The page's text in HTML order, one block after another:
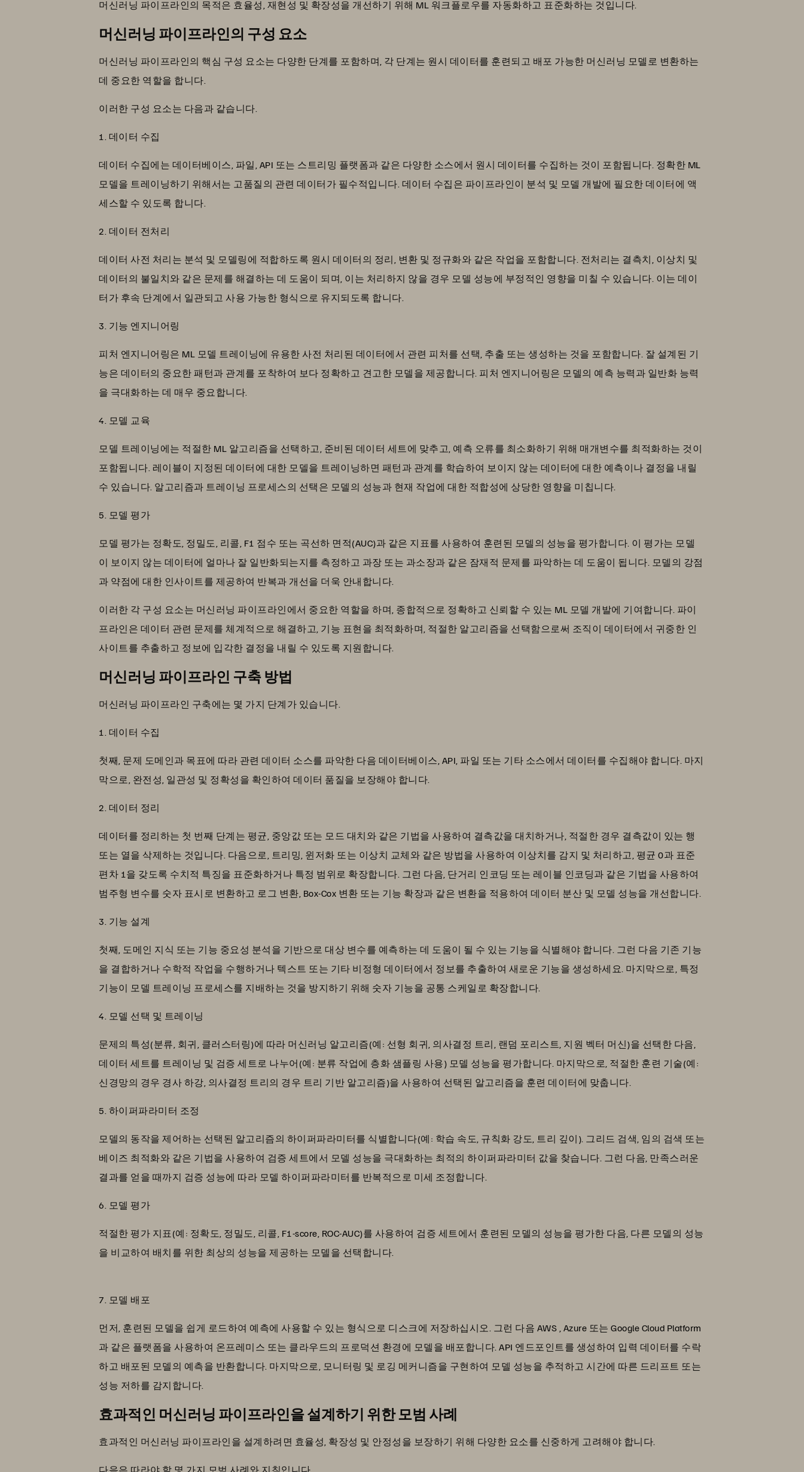
머신러닝 파이프라인의 목적은 효율성, 재현성 및 확장성을 개선하기 위해 ML 워크플로우를 자동화하고 표준화하는 것입니다.
머신러닝 파이프라인의 구성 요소
머신러닝 파이프라인의 핵심 구성 요소는 다양한 단계를 포함하며, 각 단계는 원시 데이터를 훈련되고 배포 가능한 머신러닝 모델로 변환하는
데 중요한 역할을 합니다.
이러한 구성 요소는 다음과 같습니다.
1. 데이터 수집
데이터 수집에는 데이터베이스, 파일, API 또는 스트리밍 플랫폼과 같은 다양한 소스에서 원시 데이터를 수집하는 것이 포함됩니다. 정확한 ML
모델을 트레이닝하기 위해서는 고품질의 관련 데이터가 필수적입니다. 데이터 수집은 파이프라인이 분석 및 모델 개발에 필요한 데이터에 액
세스할 수 있도록 합니다.
2. 데이터 전처리
데이터 사전 처리는 분석 및 모델링에 적합하도록 원시 데이터의 정리, 변환 및 정규화와 같은 작업을 포함합니다. 전처리는 결측치, 이상치 및
데이터의 불일치와 같은 문제를 해결하는 데 도움이 되며, 이는 처리하지 않을 경우 모델 성능에 부정적인 영향을 미칠 수 있습니다. 이는 데이
터가 후속 단계에서 일관되고 사용 가능한 형식으로 유지되도록 합니다.
3. 기능 엔지니어링
피처 엔지니어링은 ML 모델 트레이닝에 유용한 사전 처리된 데이터에서 관련 피처를 선택, 추출 또는 생성하는 것을 포함합니다. 잘 설계된 기
능은 데이터의 중요한 패턴과 관계를 포착하여 보다 정확하고 견고한 모델을 제공합니다. 피처 엔지니어링은 모델의 예측 능력과 일반화 능력
을 극대화하는 데 매우 중요합니다.
4. 모델 교육
모델 트레이닝에는 적절한 ML 알고리즘을 선택하고, 준비된 데이터 세트에 맞추고, 예측 오류를 최소화하기 위해 매개변수를 최적화하는 것이
포함됩니다. 레이블이 지정된 데이터에 대한 모델을 트레이닝하면 패턴과 관계를 학습하여 보이지 않는 데이터에 대한 예측이나 결정을 내릴
수 있습니다. 알고리즘과 트레이닝 프로세스의 선택은 모델의 성능과 현재 작업에 대한 적합성에 상당한 영향을 미칩니다.
5. 모델 평가
모델 평가는 정확도, 정밀도, 리콜, F1 점수 또는 곡선하 면적(AUC)과 같은 지표를 사용하여 훈련된 모델의 성능을 평가합니다. 이 평가는 모델
이 보이지 않는 데이터에 얼마나 잘 일반화되는지를 측정하고 과장 또는 과소장과 같은 잠재적 문제를 파악하는 데 도움이 됩니다. 모델의 강점
과 약점에 대한 인사이트를 제공하여 반복과 개선을 더욱 안내합니다.
이러한 각 구성 요소는 머신러닝 파이프라인에서 중요한 역할을 하며, 종합적으로 정확하고 신뢰할 수 있는 ML 모델 개발에 기여합니다. 파이
프라인은 데이터 관련 문제를 체계적으로 해결하고, 기능 표현을 최적화하며, 적절한 알고리즘을 선택함으로써 조직이 데이터에서 귀중한 인
사이트를 추출하고 정보에 입각한 결정을 내릴 수 있도록 지원합니다.
머신러닝 파이프라인 구축 방법
머신러닝 파이프라인 구축에는 몇 가지 단계가 있습니다.
1. 데이터 수집
첫째, 문제 도메인과 목표에 따라 관련 데이터 소스를 파악한 다음 데이터베이스, API, 파일 또는 기타 소스에서 데이터를 수집해야 합니다. 마지
막으로, 완전성, 일관성 및 정확성을 확인하여 데이터 품질을 보장해야 합니다.
2. 데이터 정리
데이터를 정리하는 첫 번째 단계는 평균, 중앙값 또는 모드 대치와 같은 기법을 사용하여 결측값을 대치하거나, 적절한 경우 결측값이 있는 행
또는 열을 삭제하는 것입니다. 다음으로, 트리밍, 윈저화 또는 이상치 교체와 같은 방법을 사용하여 이상치를 감지 및 처리하고, 평균 0과 표준
편차 1을 갖도록 수치적 특징을 표준화하거나 특정 범위로 확장합니다. 그런 다음, 단거리 인코딩 또는 레이블 인코딩과 같은 기법을 사용하여
범주형 변수를 숫자 표시로 변환하고 로그 변환, Box-Cox 변환 또는 기능 확장과 같은 변환을 적용하여 데이터 분산 및 모델 성능을 개선합니다.
3. 기능 설계
첫째, 도메인 지식 또는 기능 중요성 분석을 기반으로 대상 변수를 예측하는 데 도움이 될 수 있는 기능을 식별해야 합니다. 그런 다음 기존 기능
을 결합하거나 수학적 작업을 수행하거나 텍스트 또는 기타 비정형 데이터에서 정보를 추출하여 새로운 기능을 생성하세요. 마지막으로, 특정
기능이 모델 트레이닝 프로세스를 지배하는 것을 방지하기 위해 숫자 기능을 공통 스케일로 확장합니다.
4. 모델 선택 및 트레이닝
문제의 특성(분류, 회귀, 클러스터링)에 따라 머신러닝 알고리즘(예: 선형 회귀, 의사결정 트리, 랜덤 포리스트, 지원 벡터 머신)을 선택한 다음,
데이터 세트를 트레이닝 및 검증 세트로 나누어(예: 분류 작업에 층화 샘플링 사용) 모델 성능을 평가합니다. 마지막으로, 적절한 훈련 기술(예:
신경망의 경우 경사 하강, 의사결정 트리의 경우 트리 기반 알고리즘)을 사용하여 선택된 알고리즘을 훈련 데이터에 맞춥니다.
5. 하이퍼파라미터 조정
모델의 동작을 제어하는 선택된 알고리즘의 하이퍼파라미터를 식별합니다(예: 학습 속도, 규칙화 강도, 트리 깊이). 그리드 검색, 임의 검색 또는
베이즈 최적화와 같은 기법을 사용하여 검증 세트에서 모델 성능을 극대화하는 최적의 하이퍼파라미터 값을 찾습니다. 그런 다음, 만족스러운
결과를 얻을 때까지 검증 성능에 따라 모델 하이퍼파라미터를 반복적으로 미세 조정합니다.
6. 모델 평가
적절한 평가 지표(예: 정확도, 정밀도, 리콜, F1-score, ROC-AUC)를 사용하여 검증 세트에서 훈련된 모델의 성능을 평가한 다음, 다른 모델의 성능
을 비교하여 배치를 위한 최상의 성능을 제공하는 모델을 선택합니다.
7. 모델 배포
먼저, 훈련된 모델을 쉽게 로드하여 예측에 사용할 수 있는 형식으로 디스크에 저장하십시오. 그런 다음 AWS , Azure 또는 Google Cloud Platform
과 같은 플랫폼을 사용하여 온프레미스 또는 클라우드의 프로덕션 환경에 모델을 배포합니다. API 엔드포인트를 생성하여 입력 데이터를 수락
하고 배포된 모델의 예측을 반환합니다. 마지막으로, 모니터링 및 로깅 메커니즘을 구현하여 모델 성능을 추적하고 시간에 따른 드리프트 또는
성능 저하를 감지합니다.
효과적인 머신러닝 파이프라인을 설계하기 위한 모범 사례
효과적인 머신러닝 파이프라인을 설계하려면 효율성, 확장성 및 안정성을 보장하기 위해 다양한 요소를 신중하게 고려해야 합니다.
다음은 따라야 할 몇 가지 모범 사례와 지침입니다.